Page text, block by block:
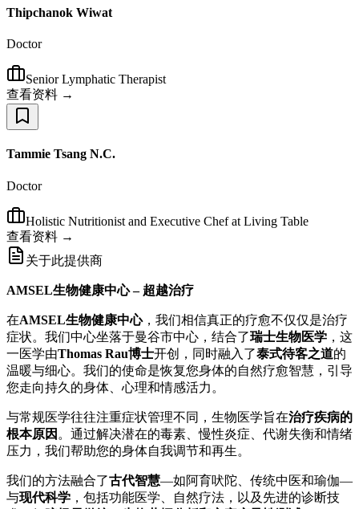
Thipchanok Wiwat
Doctor
Senior Lymphatic Therapist
查看资料 →
Tammie Tsang N.C.
Doctor
Holistic Nutritionist and Executive Chef at Living Table
查看资料 →
关于此提供商
AMSEL生物健康中心 – 超越治疗
在AMSEL生物健康中心，我们相信真正的疗愈不仅仅是治疗
症状。我们中心坐落于曼谷市中心，结合了瑞士生物医学 ，这
一医学由Thomas Rau博士开创，同时融入了泰式待客之道的
温暖与细心。我们的使命是恢复您身体的自然疗愈智慧，引导
您走向持久的身体、心理和情感活力。
与常规医学往往注重症状管理不同，生物医学旨在治疗疾病的
根本原因 。通过解决潜在的毒素、慢性炎症、代谢失衡和情绪
压力，我们帮助您的身体自我调节和再生。
我们的方法融合了古代智慧—如阿育吠陀、传统中医和瑜伽—
与现代科学 ，包括功能医学、自然疗法，以及先进的诊断技